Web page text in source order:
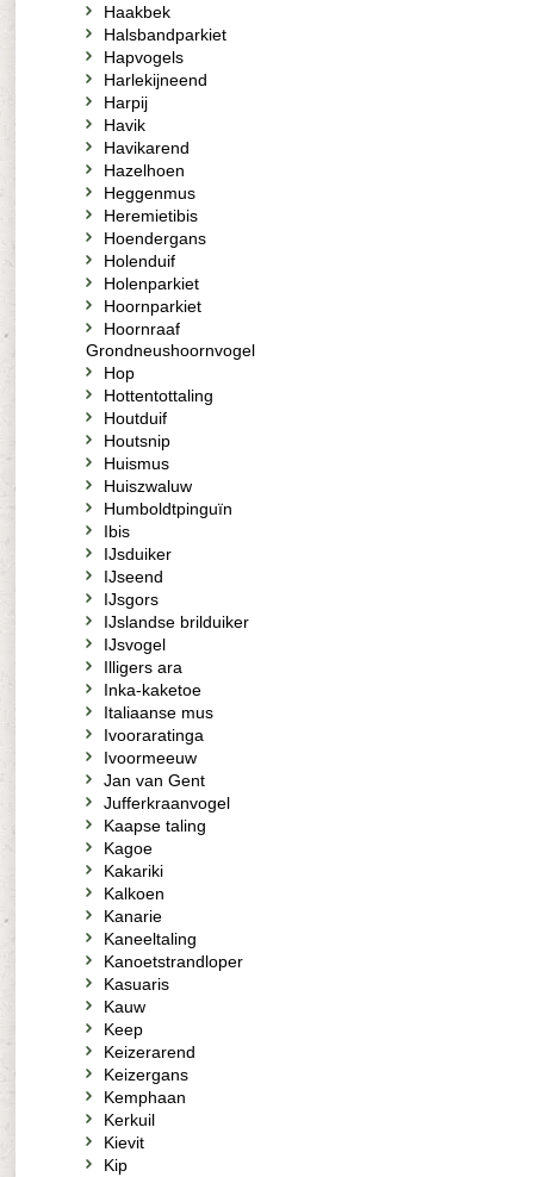
Haakbek
Halsbandparkiet
Hapvogels
Harlekijneend
Harpij
Havik
Havikarend
Hazelhoen
Heggenmus
Heremietibis
Hoendergans
Holenduif
Holenparkiet
Hoornparkiet
Hoornraaf
Grondneushoornvogel
Hop
Hottentottaling
Houtduif
Houtsnip
Huismus
Huiszwaluw
Humboldtpinguïn
Ibis
IJsduiker
IJseend
IJsgors
IJslandse brilduiker
IJsvogel
Illigers ara
Inka-kaketoe
Italiaanse mus
Ivooraratinga
Ivoormeeuw
Jan van Gent
Jufferkraanvogel
Kaapse taling
Kagoe
Kakariki
Kalkoen
Kanarie
Kaneeltaling
Kanoetstrandloper
Kasuaris
Kauw
Keep
Keizerarend
Keizergans
Kemphaan
Kerkuil
Kievit
Kip